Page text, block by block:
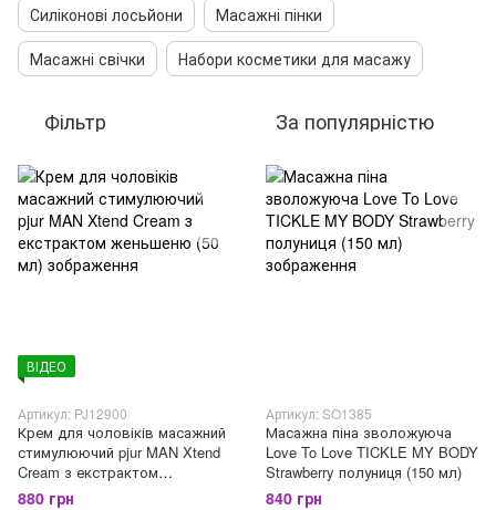
Силіконові лосьйони
Масажні пінки
Масажні свічки
Набори косметики для масажу
Фільтр За популярністю
ВІДЕО
Артикул: PJ12900
Крем для чоловіків масажний
стимулюючий pjur MAN Xtend
Cream з екстрактом
женьшеню (50 мл)
880 грн
Артикул: SO1385
Масажна піна зволожуюча
Love To Love TICKLE MY BODY
Strawberry полуниця (150 мл)
840 грн